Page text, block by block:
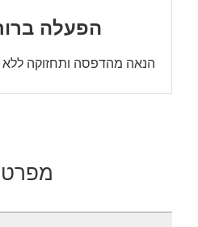
הפעלה
הנאה מהדפסה ותחזוקה ללא